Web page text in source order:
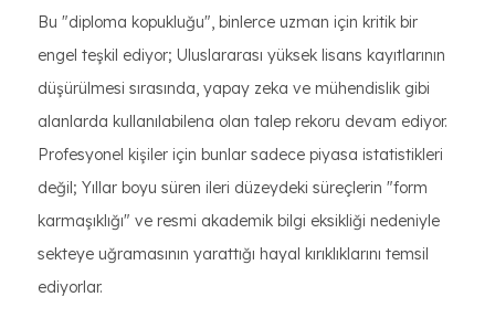
Bu "diploma kopukluğu", binlerce uzman için kritik bir
engel teşkil ediyor; Uluslararası yüksek lisans kayıtlarının
düşürülmesi sırasında, yapay zeka ve mühendislik gibi
alanlarda kullanılabilena olan talep rekoru devam ediyor.
Profesyonel kişiler için bunlar sadece piyasa istatistikleri
değil; Yıllar boyu süren ileri düzeydeki süreçlerin "form
karmaşıklığı" ve resmi akademik bilgi eksikliği nedeniyle
sekteye uğramasının yarattığı hayal kırıklıklarını temsil
ediyorlar.